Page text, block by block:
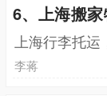
6、上海搬
上海行李托
李蒋